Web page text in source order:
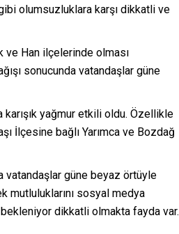
olumsuzluklara karşı dikkatli ve
ve Han ilçelerinde olması
sonucunda vatandaşlar güne
karışık yağmur etkili oldu. Özellikle
İlçesine bağlı Yarımca ve Bozdağ
vatandaşlar güne beyaz örtüyle
mutluluklarını sosyal medya
bekleniyor dikkatli olmakta fayda var.